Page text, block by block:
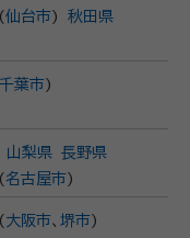
(仙台市)
秋田県
千葉市)
山梨県 長野県
( 名古屋市)
( 大阪市、 堺市)